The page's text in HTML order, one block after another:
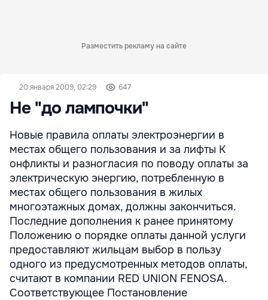
Разместить рекламу на сайте
20 января 2009, 02:29 647
Не "до лампочки"
Новые правила оплаты электроэнергии в
местах общего пользования и за лифты К
онфликты и разногласия по поводу оплаты за
электрическую энергию, потребленную в
местах общего пользования в жилых
многоэтажных домах, должны закончиться.
Последние дополнения к ранее принятому
Положению о порядке оплаты данной услуги
предоставляют жильцам выбор в пользу
одного из предусмотренных методов оплаты,
считают в компании RED UNION FENOSA.
Соответствующее Постановление